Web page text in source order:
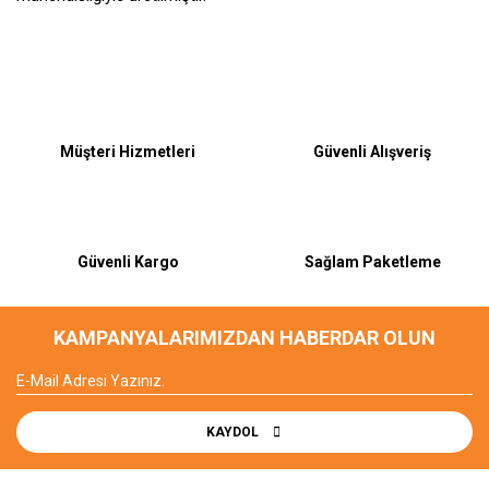
Müşteri Hizmetleri Güvenli Alışveriş
Güvenli Kargo Sağlam Paketleme
KAMPANYALARIMIZDAN HABERDAR OLUN
KAYDOL